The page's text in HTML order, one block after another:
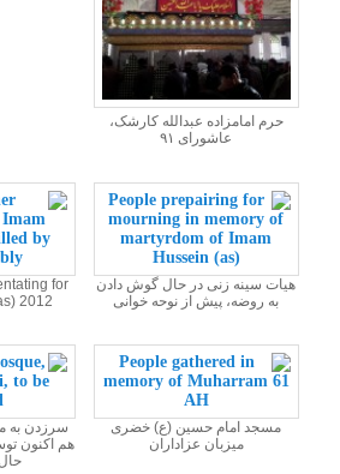
حرم امامزاده عبدالله کارشک،
عاشورای ۹۱
هیات سینه زنی در حال گوش دادن
به روضه، پیش از نوحه خوانی
for
2012
مسجد امام حسین (ع) خضری
میزبان عزاداران
سرزدن به
هم اکنون